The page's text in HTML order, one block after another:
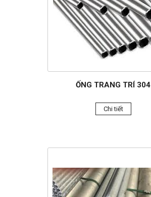
ỐNG TRANG TRÍ 304
Chi tiết